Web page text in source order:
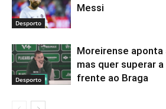
Desporto
Messi
Desporto
Moreirense aponta
mas quer superar
frente ao Braga